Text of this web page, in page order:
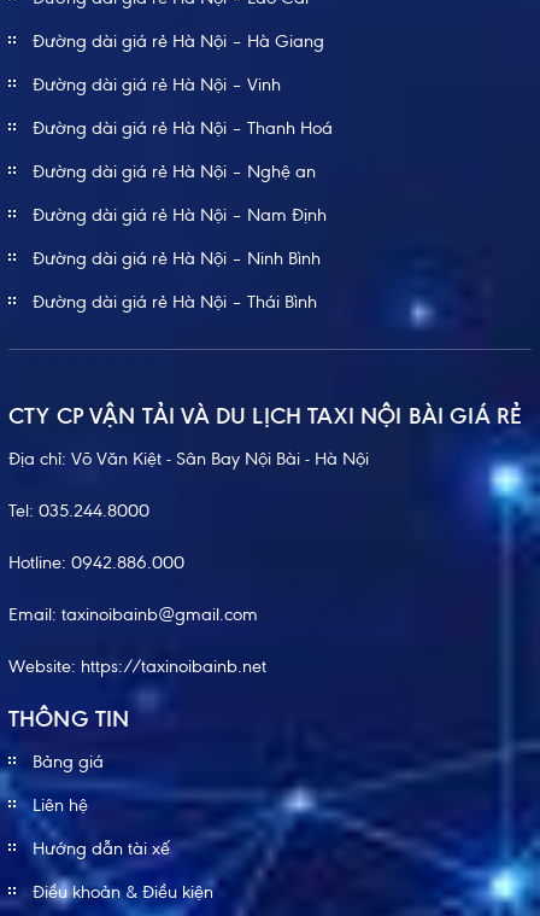
Đường dài giá rẻ Hà Nội – Hà Giang
Đường dài giá rẻ Hà Nội – Vinh
Đường dài giá rẻ Hà Nội – Thanh Hoá
Đường dài giá rẻ Hà Nội – Nghệ an
Đường dài giá rẻ Hà Nội – Nam Định
Đường dài giá rẻ Hà Nội – Ninh Bình
Đường dài giá rẻ Hà Nội – Thái Bình
CTY CP VẬN TẢI VÀ DU LỊCH TAXI NỘI BÀI GIÁ RẺ
Địa chỉ: Võ Văn Kiệt - Sân Bay Nội Bài - Hà Nội
Tel: 035.244.8000
Hotline: 0942.886.000
Email: taxinoibainb@gmail.com
Website: https://taxinoibainb.net
THÔNG TIN
Bảng giá
Liên hệ
Hướng dẫn tài xế
Điều khoản & Điều kiện